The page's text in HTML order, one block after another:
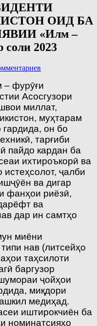
ОИД БА
«Илм –
соли 2023
– фурӯғи
Асосгузори
миллат,
муҳтарам
он бо
тарғиби
пайдо кардан ба
ихтироъкорӣ ва
ҷалби
ва дигар
фанҳои риёзӣ,
ва
дар ин самтҳо
миёни
нав (литсейҳо
таҳсилоти
баргузор
ҷойҳои
миқдори
медиҳад.
иштирокчиён ба
номинатсияҳо